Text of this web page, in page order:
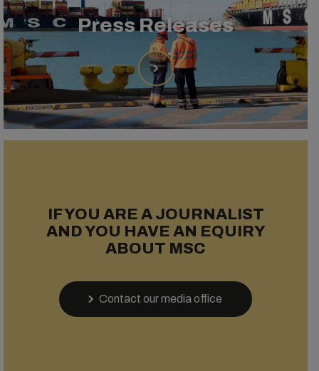
Press Releases
IF YOU ARE A JOURNALIST
AND YOU HAVE AN EQUIRY
ABOUT MSC
Contact our media office